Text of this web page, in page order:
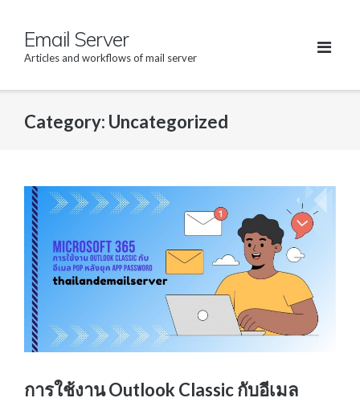
content
Email Server
Articles and workflows of mail server
Category: Uncategorized
การใช้งาน Outlook Classic กับอีเมล